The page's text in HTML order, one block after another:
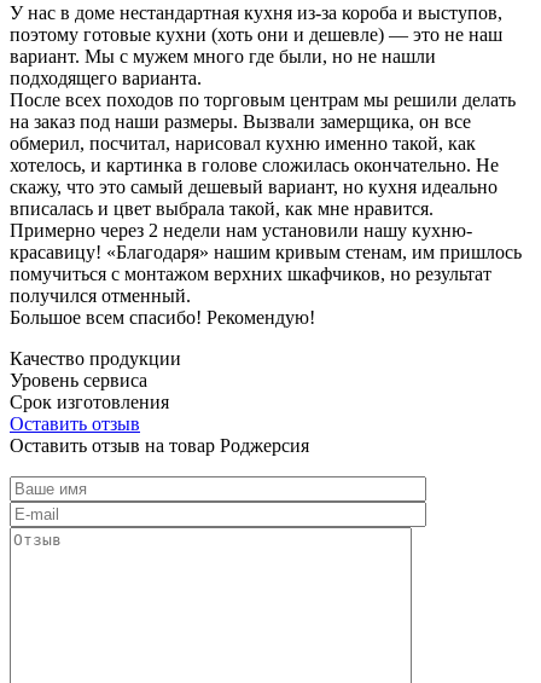
У нас в доме нестандартная кухня из-за короба и выступов,
поэтому готовые кухни (хоть они и дешевле) — это не наш
вариант. Мы с мужем много где были, но не нашли
подходящего варианта.
После всех походов по торговым центрам мы решили делать
на заказ под наши размеры. Вызвали замерщика, он все
обмерил, посчитал, нарисовал кухню именно такой, как
хотелось, и картинка в голове сложилась окончательно. Не
скажу, что это самый дешевый вариант, но кухня идеально
вписалась и цвет выбрала такой, как мне нравится.
Примерно через 2 недели нам установили нашу кухню-
красавицу! «Благодаря» нашим кривым стенам, им пришлось
помучиться с монтажом верхних шкафчиков, но результат
получился отменный.
Большое всем спасибо! Рекомендую!
Качество продукции
Уровень сервиса
Срок изготовления
Оставить отзыв
Оставить отзыв на товар Роджерсия